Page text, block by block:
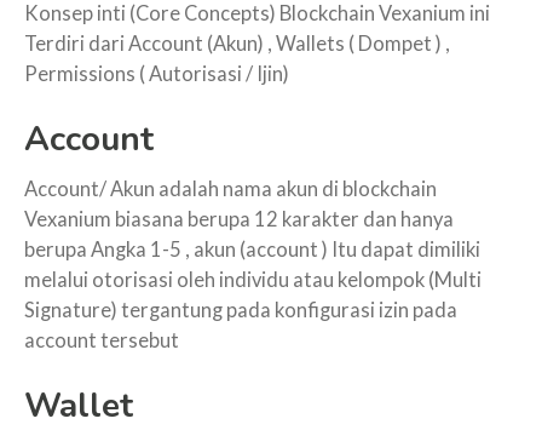
Konsep inti (Core Concepts) Blockchain Vexanium ini
Terdiri dari Account (Akun) , Wallets ( Dompet ) ,
Permissions ( Autorisasi / Ijin)
Account
Account/ Akun adalah nama akun di blockchain
Vexanium biasana berupa 12 karakter dan hanya
berupa Angka 1-5 , akun (account ) Itu dapat dimiliki
melalui otorisasi oleh individu atau kelompok (Multi
Signature) tergantung pada konfigurasi izin pada
account tersebut
Wallet